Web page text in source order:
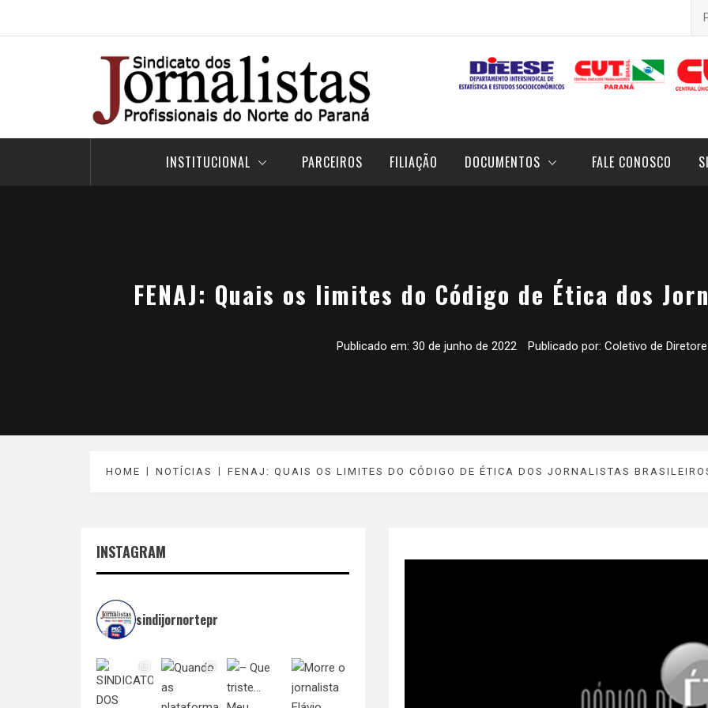
INSTITUCIONAL PARCEIROS FILIAÇÃO DOCUMENTOS FALE CONOSCO
FENAJ: Quais os limites do Código de Ética dos
Publicado em: 30 de junho de 2022 Publicado por: Coletivo de
HOME NOTÍCIAS FENAJ: QUAIS OS LIMITES DO CÓDIGO DE ÉTICA DOS JORNALISTAS
INSTAGRAM
sindijornortepr